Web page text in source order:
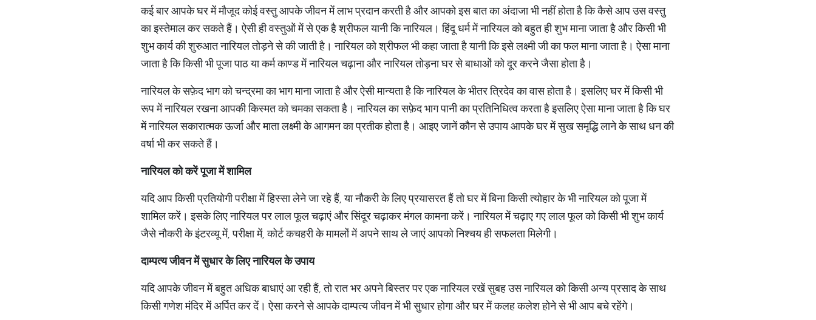
कई बार आपके घर में मौजूद कोई वस्तु आपके जीवन में लाभ प्रदान करती है और आपको इस बात का अंदाजा भी नहीं होता है कि कैसे आप उस वस्तु
का इस्तेमाल कर सकते हैं। ऐसी ही वस्तुओं में से एक है श्रीफल यानी कि नारियल। हिंदू धर्म में नारियल को बहुत ही शुभ माना जाता है और किसी भी
शुभ कार्य की शुरुआत नारियल तोड़ने से की जाती है। नारियल को श्रीफल भी कहा जाता है यानी कि इसे लक्ष्मी जी का फल माना जाता है। ऐसा माना
जाता है कि किसी भी पूजा पाठ या कर्म काण्ड में नारियल चढ़ाना और नारियल तोड़ना घर से बाधाओं को दूर करने जैसा होता है।
नारियल के सफ़ेद भाग को चन्द्रमा का भाग माना जाता है और ऐसी मान्यता है कि नारियल के भीतर त्रिदेव का वास होता है। इसलिए घर में किसी भी
रूप में नारियल रखना आपकी किस्मत को चमका सकता है। नारियल का सफ़ेद भाग पानी का प्रतिनिधित्व करता है इसलिए ऐसा माना जाता है कि घर
में नारियल सकारात्मक ऊर्जा और माता लक्ष्मी के आगमन का प्रतीक होता है। आइए जानें कौन से उपाय आपके घर में सुख समृद्धि लाने के साथ धन की
वर्षा भी कर सकते हैं।
नारियल को करें पूजा में शामिल
यदि आप किसी प्रतियोगी परीक्षा में हिस्सा लेने जा रहे हैं, या नौकरी के लिए प्रयासरत हैं तो घर में बिना किसी त्योहार के भी नारियल को पूजा में
शामिल करें। इसके लिए नारियल पर लाल फूल चढ़ाएं और सिंदूर चढ़ाकर मंगल कामना करें। नारियल में चढ़ाए गए लाल फूल को किसी भी शुभ कार्य
जैसे नौकरी के इंटरव्यू में, परीक्षा में, कोर्ट कचहरी के मामलों में अपने साथ ले जाएं आपको निश्चय ही सफलता मिलेगी।
दाम्पत्य जीवन में सुधार के लिए नारियल के उपाय
यदि आपके जीवन में बहुत अधिक बाधाएं आ रही हैं, तो रात भर अपने बिस्तर पर एक नारियल रखें सुबह उस नारियल को किसी अन्य प्रसाद के साथ
किसी गणेश मंदिर में अर्पित कर दें। ऐसा करने से आपके दाम्पत्य जीवन में भी सुधार होगा और घर में कलह कलेश होने से भी आप बचे रहेंगे।